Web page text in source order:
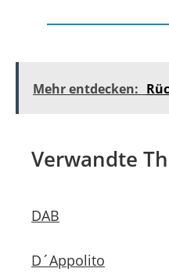
Mehr entdecken:
Verwandte
DAB
D´Appolito